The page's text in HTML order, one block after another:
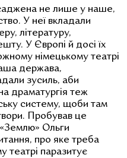
не лише у наше,
У неї вкладали
літературу,
У Європі й досі їх
німецькому театрі
держава,
зусиль, аби
драматургія теж
систему, щоби там
Пробував це
«Землю» Ольги
про яке треба
театрі паразитує